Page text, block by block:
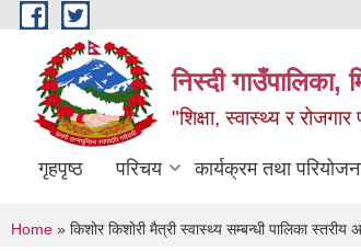
Skip to main content
निस्दी गाउँपालिका,
"शिक्षा, स्वास्थ्य र
गृहपृष्ठ परिचय कार्यक्रम तथा
You are here
Home » किशोर किशोरी मैत्री स्वास्थ्य सम्बन्धी पालिका